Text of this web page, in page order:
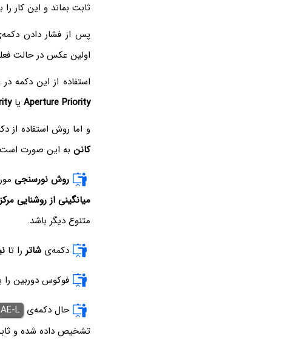
ثابت بماند و این کار
پس از فشار دادن
اولین عکس در حالت
استفاده از این دکمه
Aperture Priority یا
و اما روش استفاده از
کانن به این صورت
روش نورسنجی
میانگینی از روشنایی
متنوع دیگر باشد.
دکمه‌یشاتر را تا
فوکوس دوربین را
حال دکمه‌ی AE-L
تشخیص داده شده و